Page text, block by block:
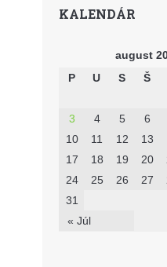
KALENDÁR
august
P
U S Š
« Júl
3
4 5 6
10
11 12 13
17
18 19 20
24
25 26 27
31